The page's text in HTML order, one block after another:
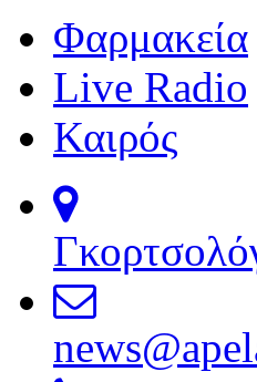
Φαρμακεία
Live Radio
Καιρός